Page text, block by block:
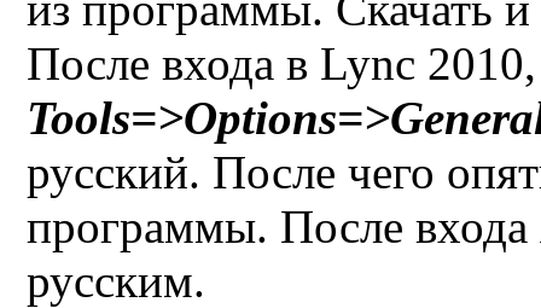
После входа в Lync 2010
русский. После чего
программы. После входа
русским.